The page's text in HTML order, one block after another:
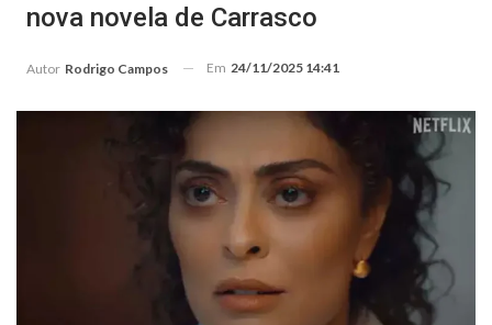
nova novela de Carrasco
Autor Rodrigo Campos Em 24/11/2025 14:41